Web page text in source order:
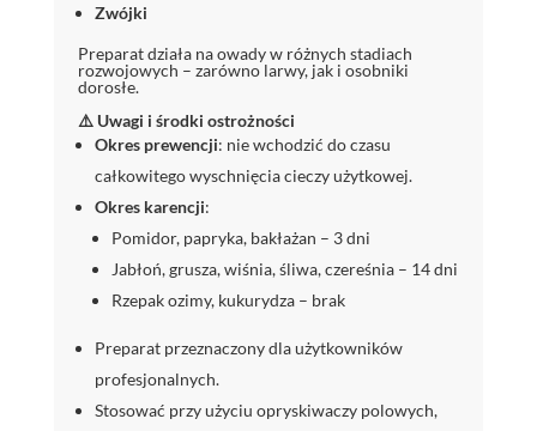
Zwójki
Preparat działa na owady w różnych stadiach
rozwojowych – zarówno larwy, jak i osobniki
dorosłe.
⚠️ Uwagi i środki ostrożności
Okres prewencji: nie wchodzić do czasu
całkowitego wyschnięcia cieczy użytkowej.
Okres karencji:
Pomidor, papryka, bakłażan – 3 dni
Jabłoń, grusza, wiśnia, śliwa, czereśnia – 14 dni
Rzepak ozimy, kukurydza – brak
Preparat przeznaczony dla użytkowników
profesjonalnych.
Stosować przy użyciu opryskiwaczy polowych,